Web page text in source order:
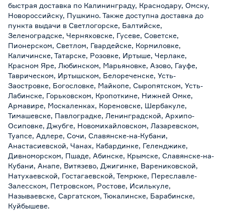
быстрая доставка по Калининграду, Краснодару, Омску,
Новороссийску, Пушкино. Также доступна доставка до
пункта выдачи в Светлогорске, Балтийске,
Зеленоградске, Черняховске, Гусеве, Советске,
Пионерском, Светлом, Гвардейске, Кормиловке,
Каличинске, Татарске, Розовке, Иртыше, Черлаке,
Красном Яре, Любинском, Марьяновке, Азово, Гауфе,
Таврическом, Иртышском, Белореченске, Усть-
Заостровке, Богословке, Майкопе, Сыропятском, Усть-
Лабинске, Горьковском, Кропоткине, Нижней Омке,
Армавире, Москаленках, Кореновске, Шербакуле,
Тимашевске, Павлоградке, Ленинградской, Архипо-
Осиповке, Джубге, Новомихайловском, Лазаревском,
Туапсе, Адлере, Сочи, Славянске-на-Кубани,
Анастасиевской, Чанах, Кабардинке, Геленджике,
Дивноморском, Пшаде, Абинске, Крымске, Славянске-на-
Кубани, Анапе, Витязево, Джигинке, Варениковской,
Натухаевской, Гостагаевской, Темрюке, Переславле-
Залесском, Петровском, Ростове, Исилькуле,
Называевске, Саргатском, Тюкалинске, Барабинске,
Куйбышеве.